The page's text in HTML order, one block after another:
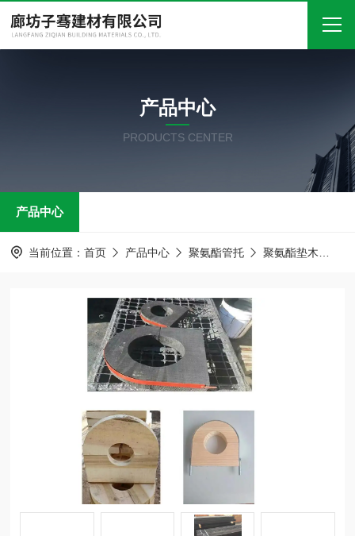
关于我们
产品中心
在线留言
产品中心
PRODUCTS CENTER
产品中心
当前位置： 首页 产品中心 聚氨酯管托 聚氨酯垫木